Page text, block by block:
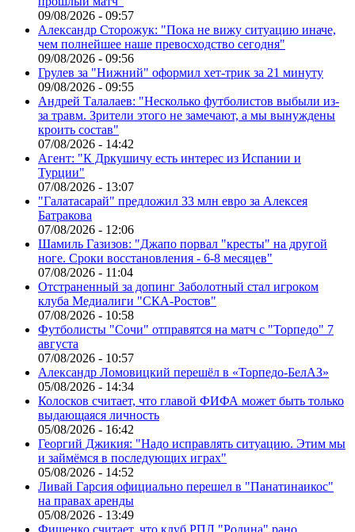
09/08/2026 - 09:57
Александр Сторожук: "Пока не вижу ситуацию иначе,
чем полнейшее наше превосходство сегодня"
09/08/2026 - 09:56
Грулев за "Нижний" оформил хет-трик за 21 минуту
09/08/2026 - 09:55
Андрей Талалаев: "Несколько футболистов выбыли из-
за травм. Зрители этого не замечают, а мы вынуждены
кроить состав"
07/08/2026 - 14:42
Агент: "К Дркушичу есть интерес из Испании и
Турции"
07/08/2026 - 13:07
"Галатасарай" предложил 33 млн евро за Алексея
Батракова
07/08/2026 - 12:06
Шамиль Газизов: "Джапо порвал "кресты" на другой
ноге. Сроки восстановления - 6-8 месяцев"
07/08/2026 - 11:04
Отстраненный за допинг Заболотный стал игроком
клуба Медиалиги "СКА-Ростов"
07/08/2026 - 10:58
Футболисты "Сочи" отправятся на матч с "Торпедо" 7
августа
07/08/2026 - 10:57
Александр Ломовицкий перешёл в «Торпедо-БелАЗ»
05/08/2026 - 14:34
Колосков считает, что главой ФИФА может быть только
выдающаяся личность
05/08/2026 - 16:42
Георгий Джикия: "Надо исправлять ситуацию. Этим мы
и займёмся в последующих играх"
05/08/2026 - 14:52
Ливай Гарсия официально перешел в "Панатинаикос"
на правах аренды
05/08/2026 - 13:49